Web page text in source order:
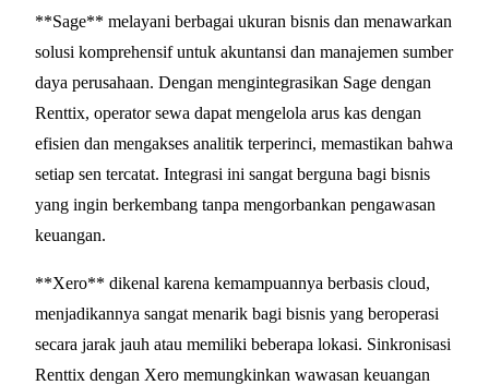
**Sage** melayani berbagai ukuran bisnis dan menawarkan
solusi komprehensif untuk akuntansi dan manajemen sumber
daya perusahaan. Dengan mengintegrasikan Sage dengan
Renttix, operator sewa dapat mengelola arus kas dengan
efisien dan mengakses analitik terperinci, memastikan bahwa
setiap sen tercatat. Integrasi ini sangat berguna bagi bisnis
yang ingin berkembang tanpa mengorbankan pengawasan
keuangan.
**Xero** dikenal karena kemampuannya berbasis cloud,
menjadikannya sangat menarik bagi bisnis yang beroperasi
secara jarak jauh atau memiliki beberapa lokasi. Sinkronisasi
Renttix dengan Xero memungkinkan wawasan keuangan